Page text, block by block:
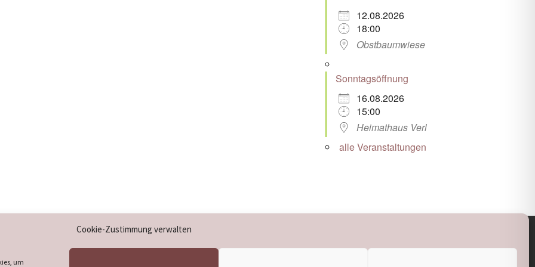
Cookie-Zustimmung verwalten
um
12.08.2026
18:00
Obstbaumwiese
Sonntagsöffnung
16.08.2026
15:00
Heimathaus Verl
alle Veranstaltungen